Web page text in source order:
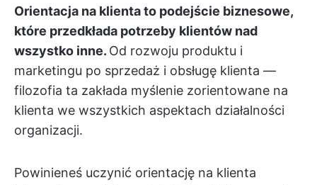
Orientacja na klienta to podejście biznesowe,
które przedkłada potrzeby klientów nad
wszystko inne. Od rozwoju produktu i
marketingu po sprzedaż i obsługę klienta —
filozofia ta zakłada myślenie zorientowane na
klienta we wszystkich aspektach działalności
organizacji.
Powinieneś uczynić orientację na klienta